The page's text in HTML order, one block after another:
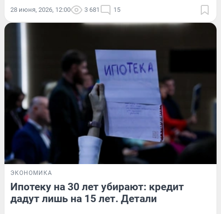
28 июня, 2026, 12:00 3 681 15
ЭКОНОМИКА
Ипотеку на 30 лет убирают: кредит
дадут лишь на 15 лет. Детали